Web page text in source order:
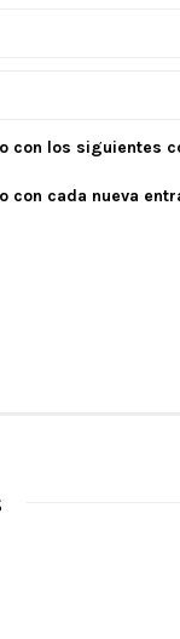
con los siguientes
con cada nueva